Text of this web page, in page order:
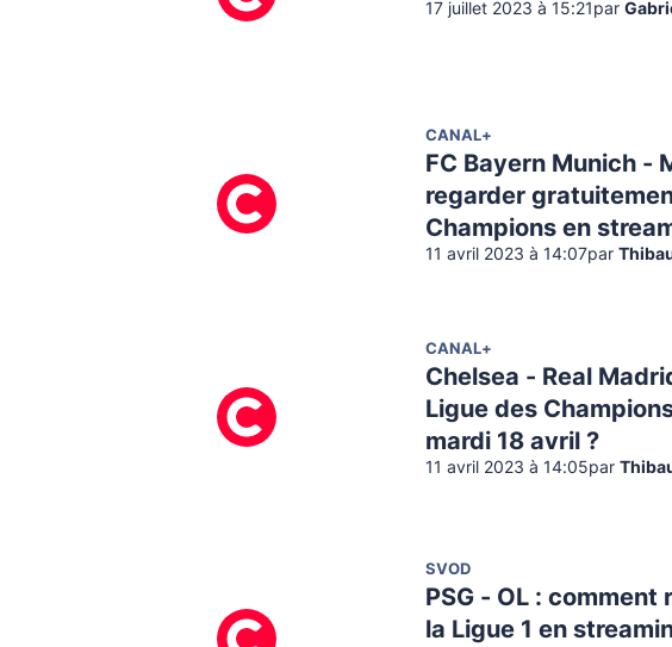
17 juillet 2023 à 15:21 par
CANAL+
FC Bayern Munich -
regarder
Champions en
11 avril 2023 à 14:07par
CANAL+
Chelsea - Real
Ligue des
mardi 18 avril ?
11 avril 2023 à 14:05par
SVOD
PSG - OL :
la Ligue 1 en